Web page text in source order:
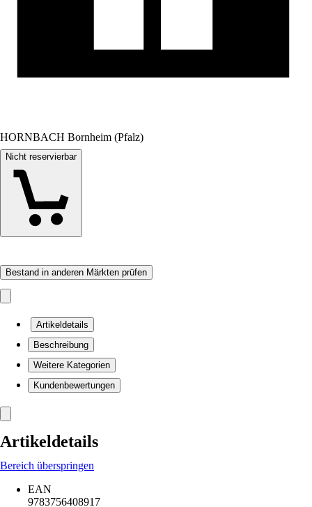
HORNBACH Bornheim (Pfalz)
Nicht reservierbar
Bestand in anderen Märkten prüfen
Artikeldetails
Beschreibung
Weitere Kategorien
Kundenbewertungen
Artikeldetails
Bereich überspringen
EAN
9783756408917